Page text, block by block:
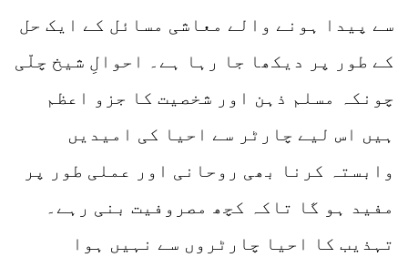
سے پیدا ہونے والے معاشی مسائل کے ایک حل
کے طور پر دیکھا جا رہا ہے۔ احوالِ شیخ چلّی
چونکہ مسلم ذہن اور شخصیت کا جزو اعظم
ہیں اس لیے چارٹر سے احیا کی امیدیں
وابستہ کرنا بھی روحانی اور عملی طور پر
مفید ہو گا تاکہ کچھ مصروفیت بنی رہے۔
تہذیب کا احیا چارٹروں سے نہیں ہوا